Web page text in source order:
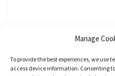
Manage
To provide the best experiences, we use
access device information. Consenting